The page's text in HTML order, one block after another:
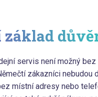
servis není možný bez
zákazníci nebudou
místní adresy nebo